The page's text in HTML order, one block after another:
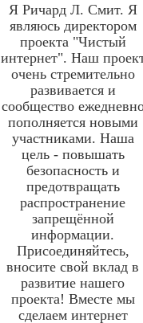
Я Ричард Л. Смит. Я
являюсь директором
проекта "Чистый
интернет". Наш
очень стремительно
развивается и
сообщество
пополняется новыми
участниками. Наша
цель - повышать
безопасность и
предотвращать
распространение
запрещённой
информации.
Присоединяйтесь,
вносите свой вклад в
развитие нашего
проекта! Вместе мы
сделаем интернет